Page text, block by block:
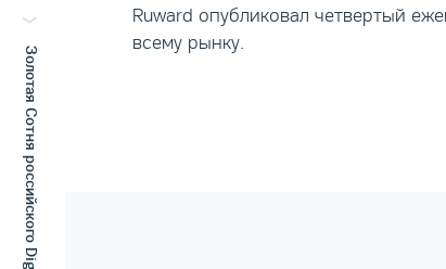
Золотая Сотня российского Digital
Ruward опубликовал четвертый
всему рынку.